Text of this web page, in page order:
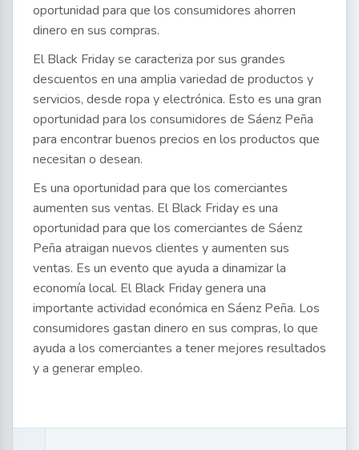
oportunidad para que los consumidores ahorren
dinero en sus compras.
El Black Friday se caracteriza por sus grandes
descuentos en una amplia variedad de productos y
servicios, desde ropa y electrónica. Esto es una gran
oportunidad para los consumidores de Sáenz Peña
para encontrar buenos precios en los productos que
necesitan o desean.
Es una oportunidad para que los comerciantes
aumenten sus ventas. El Black Friday es una
oportunidad para que los comerciantes de Sáenz
Peña atraigan nuevos clientes y aumenten sus
ventas. Es un evento que ayuda a dinamizar la
economía local. El Black Friday genera una
importante actividad económica en Sáenz Peña. Los
consumidores gastan dinero en sus compras, lo que
ayuda a los comerciantes a tener mejores resultados
y a generar empleo.